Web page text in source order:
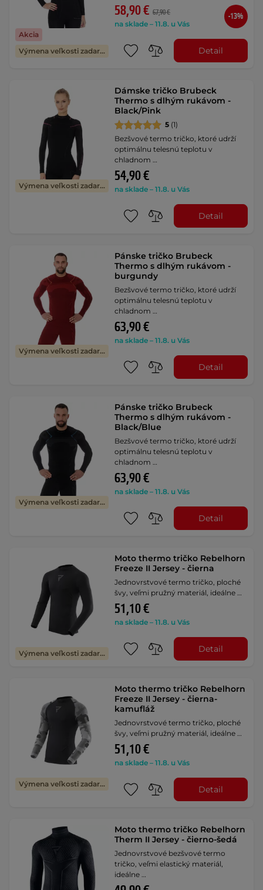
Akcia
Výmena veľkosti zadarmo
58,90 € 67,90 €
na sklade – 11.8. u Vás
-13%
Detail
Výmena veľkosti zadarmo
Dámske tričko Brubeck
Thermo s dlhým rukávom -
Black/Pink
5 (1)
Bezšvové termo tričko, ktoré udrží
optimálnu telesnú teplotu v
chladnom …
54,90 €
na sklade – 11.8. u Vás
Detail
Výmena veľkosti zadarmo
Pánske tričko Brubeck
Thermo s dlhým rukávom -
burgundy
Bezšvové termo tričko, ktoré udrží
optimálnu telesnú teplotu v
chladnom …
63,90 €
na sklade – 11.8. u Vás
Detail
Výmena veľkosti zadarmo
Pánske tričko Brubeck
Thermo s dlhým rukávom -
Black/Blue
Bezšvové termo tričko, ktoré udrží
optimálnu telesnú teplotu v
chladnom …
63,90 €
na sklade – 11.8. u Vás
Detail
Výmena veľkosti zadarmo
Moto thermo tričko Rebelhorn
Freeze II Jersey - čierna
Jednovrstvové termo tričko, ploché
švy, veľmi pružný materiál, ideálne …
51,10 €
na sklade – 11.8. u Vás
Detail
Výmena veľkosti zadarmo
Moto thermo tričko Rebelhorn
Freeze II Jersey - čierna-
kamufláž
Jednovrstvové termo tričko, ploché
švy, veľmi pružný materiál, ideálne …
51,10 €
na sklade – 11.8. u Vás
Detail
Moto thermo tričko Rebelhorn
Therm II Jersey - čierno-šedá
Jednovrstvové bezšvové termo
tričko, veľmi elastický materiál,
ideálne …